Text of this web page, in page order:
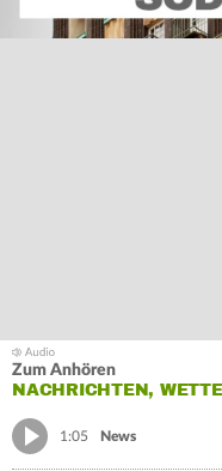
Zum Anhören
NACHRICHTEN,
1:05 News